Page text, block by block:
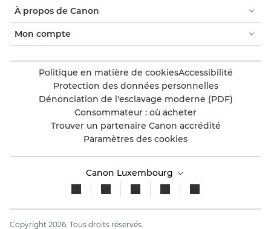
À propos de Canon
Mon compte
Politique en matière de cookiesAccessibilité
Protection des données personnelles
Dénonciation de l'esclavage moderne (PDF)
Consommateur : où acheter
Trouver un partenaire Canon accrédité
Paramètres des cookies
Canon Luxembourg
Copyright 2026. Tous droits réservés.